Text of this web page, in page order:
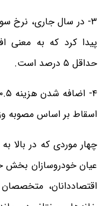
پیدا کرد که به معنی
حداقل ۵ درصد است.
اسقاط بر اساس مصوبه
چهار موردی که در بالا
عیان خودروسازان
اقتصاددانان،